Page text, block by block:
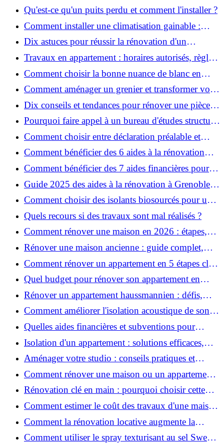
Qu'est-ce qu'un puits perdu et comment l'installer ?
Comment installer une climatisation gainable :
coût, étapes et conseils ?
Dix astuces pour réussir la rénovation d'un
appartement
Travaux en appartement : horaires autorisés, règles
et bonnes pratiques
Comment choisir la bonne nuance de blanc en
décoration et éviter les pièges ?
Comment aménager un grenier et transformer vos
combles en espace habitable ?
Dix conseils et tendances pour rénover une pièce
de la maison
Pourquoi faire appel à un bureau d'études structure
pour garantir la sécurité de vos rénovations ?
Comment choisir entre déclaration préalable et
permis de construire pour vos travaux ?
Comment bénéficier des 6 aides à la rénovation
énergétique à Grenoble ?
Comment bénéficier des 7 aides financières pour la
rénovation énergétique à Voiron ?
Guide 2025 des aides à la rénovation à Grenoble et
Voiron : MaPrimeRénov’, CEE, aides locales
Comment choisir des isolants biosourcés pour une
rénovation écologique ?
Quels recours si des travaux sont mal réalisés ?
Comment rénover une maison en 2026 : étapes,
coûts et conseils ?
Rénover une maison ancienne : guide complet,
étapes, budget et astuces
Comment rénover un appartement en 5 étapes clés
?
Quel budget pour rénover son appartement en
2026 ?
Rénover un appartement haussmannien : défis,
conseils pratiques et estimation des prix
Comment améliorer l'isolation acoustique de son
appartement ?
Quelles aides financières et subventions pour
rénover votre appartement en 2026 ?
Isolation d'un appartement : solutions efficaces,
prix et conseils
Aménager votre studio : conseils pratiques et
erreurs à éviter
Comment rénover une maison ou un appartement
avec 50 000 € : budget, étapes et astuces ?
Rénovation clé en main : pourquoi choisir cette
solution et à quoi faire attention ?
Comment estimer le coût des travaux d'une maison
?
Comment la rénovation locative augmente la
rentabilité de votre parc immobilier ?
Comment utiliser le spray texturisant au sel Sweet